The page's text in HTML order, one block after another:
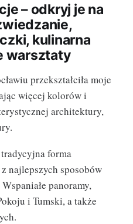
– odkryj je na
kulinarna
warsztaty
przekształciła moje
więcej kolorów i
architektury,
forma
najlepszych sposobów
panoramy,
i Tumski, a także